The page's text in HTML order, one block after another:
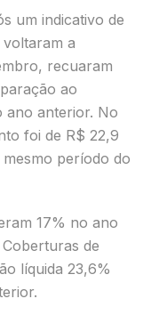
um indicativo de
a
recuaram
ao
ano anterior. No
foi de R$ 22,9
período do
17% no ano
de
líquida 23,6%